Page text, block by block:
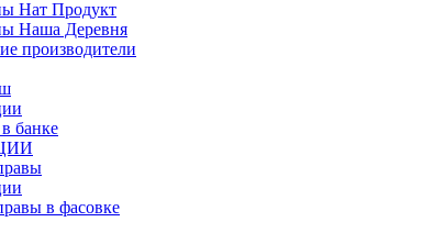
Нат Продукт
Наша Деревня
производители
банке
в фасовке